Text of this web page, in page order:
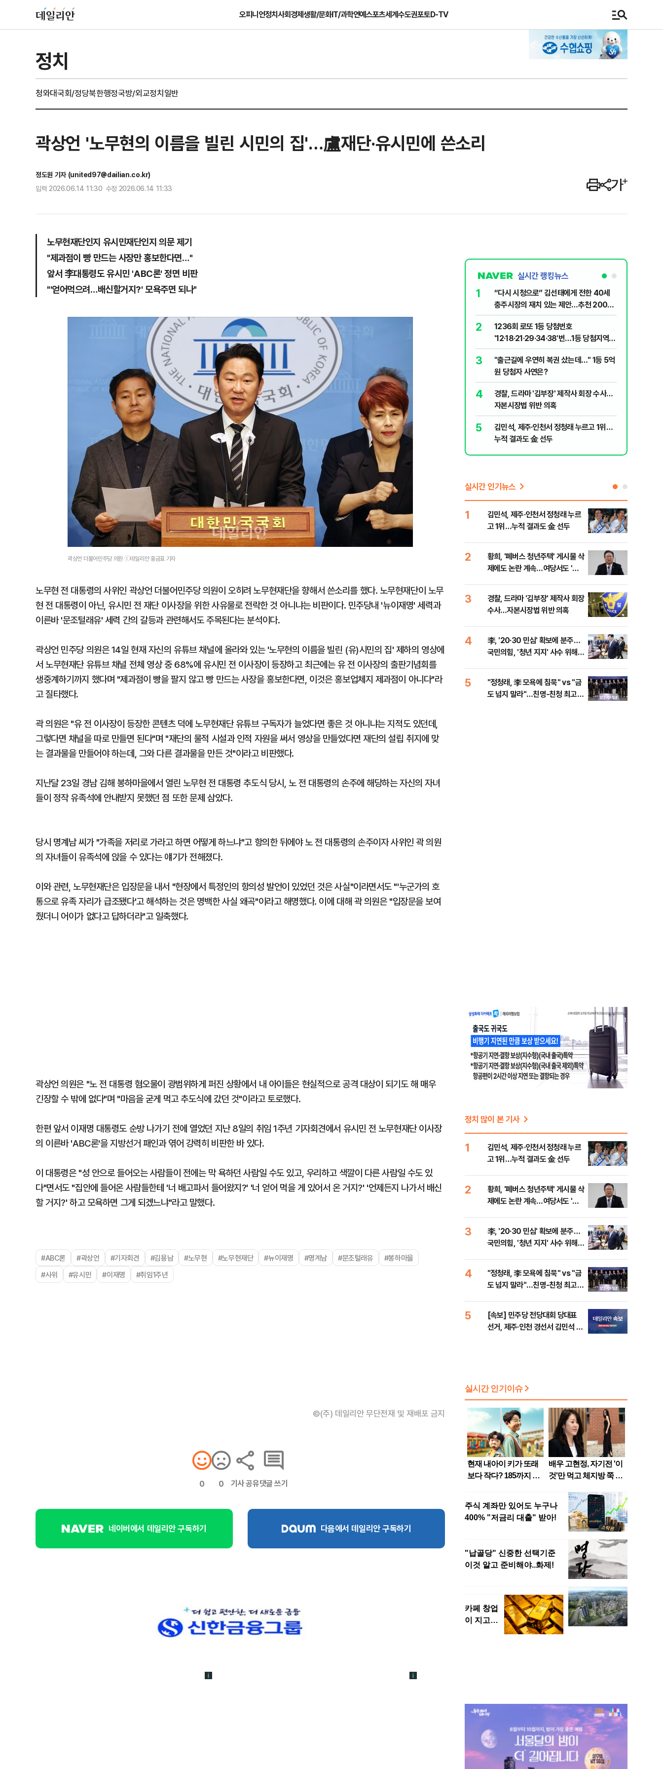
오피니언정치사회경제생활/문화IT/과학연예스포츠세계수도권포토D-TV
정치
청와대국회/정당북한행정국방/외교정치일반
곽상언 '노무현의 이름을 빌린 시민의 집'…盧재단·유시민에 쓴소리
정도원 기자 (united97@dailian.co.kr)
입력 2026.06.14 11:30 수정 2026.06.14 11:33
노무현재단인지 유시민재단인지 의문 제기
"제과점이 빵 만드는 사장만 홍보한다면…"
앞서 李대통령도 유시민 'ABC론' 정면 비판
"'얻어먹으려…배신할거지?' 모욕주면 되나"
곽상언 더불어민주당 의원 ⓒ데일리안 홍금표 기자
노무현 전 대통령의 사위인 곽상언 더불어민주당 의원이 오히려 노무현재단을 향해서 쓴소리를 했다. 노무현재단이 노무
현 전 대통령이 아닌, 유시민 전 재단 이사장을 위한 사유물로 전락한 것 아니냐는 비판이다. 민주당내 '뉴이재명' 세력과
이른바 '문조털래유' 세력 간의 갈등과 관련해서도 주목된다는 분석이다.
곽상언 민주당 의원은 14일 현재 자신의 유튜브 채널에 올라와 있는 '노무현의 이름을 빌린 (유)시민의 집' 제하의 영상에
서 노무현재단 유튜브 채널 전체 영상 중 68%에 유시민 전 이사장이 등장하고 최근에는 유 전 이사장의 출판기념회를
생중계하기까지 했다며 "제과점이 빵을 팔지 않고 빵 만드는 사장을 홍보한다면, 이것은 홍보업체지 제과점이 아니다"라
고 질타했다.
곽 의원은 "유 전 이사장이 등장한 콘텐츠 덕에 노무현재단 유튜브 구독자가 늘었다면 좋은 것 아니냐는 지적도 있던데,
그렇다면 채널을 따로 만들면 된다"며 "재단의 물적 시설과 인적 자원을 써서 영상을 만들었다면 재단의 설립 취지에 맞
는 결과물을 만들어야 하는데, 그와 다른 결과물을 만든 것"이라고 비판했다.
지난달 23일 경남 김해 봉하마을에서 열린 노무현 전 대통령 추도식 당시, 노 전 대통령의 손주에 해당하는 자신의 자녀
들이 정작 유족석에 안내받지 못했던 점 또한 문제 삼았다.
당시 명계남 씨가 "가족을 저리로 가라고 하면 어떻게 하느냐"고 항의한 뒤에야 노 전 대통령의 손주이자 사위인 곽 의원
의 자녀들이 유족석에 앉을 수 있다는 얘기가 전해졌다.
이와 관련, 노무현재단은 입장문을 내서 "현장에서 특정인의 항의성 발언이 있었던 것은 사실"이라면서도 "'누군가의 호
통으로 유족 자리가 급조됐다'고 해석하는 것은 명백한 사실 왜곡"이라고 해명했다. 이에 대해 곽 의원은 "입장문을 보여
줬더니 어이가 없다고 답하더라"고 일축했다.
곽상언 의원은 "노 전 대통령 혐오물이 광범위하게 퍼진 상황에서 내 아이들은 현실적으로 공격 대상이 되기도 해 매우
긴장할 수 밖에 없다"며 "마음을 굳게 먹고 추도식에 갔던 것"이라고 토로했다.
한편 앞서 이재명 대통령도 순방 나가기 전에 열었던 지난 8일의 취임 1주년 기자회견에서 유시민 전 노무현재단 이사장
의 이른바 'ABC론'을 지방선거 패인과 엮어 강력히 비판한 바 있다.
이 대통령은 "성 안으로 들어오는 사람들이 전에는 막 욕하던 사람일 수도 있고, 우리하고 색깔이 다른 사람일 수도 있
다"면서도 "집안에 들어온 사람들한테 '너 배고파서 들어왔지?' '너 얻어 먹을 게 있어서 온 거지?' '언제든지 나가서 배신
할 거지?' 하고 모욕하면 그게 되겠느냐"라고 말했다.
#ABC론 #곽상언 #기자회견 #김용남 #노무현 #노무현재단 #뉴이재명 #명계남 #문조털래유
#봉하마을
#사위
#유시민 #이재명 #취임1주년
©(주) 데일리안 무단전재 및 재배포 금지
0 0 기사 공유댓글 쓰기
네이버에서 데일리안 구독하기 다음에서 데일리안 구독하기
실시간 랭킹뉴스
1
“다시 시청으로” 김선태에게 전한 40세
충주시장의 재치 있는 제안…추천 2000
개
2
1236회 로또 1등 당첨번호
'12·18·21·29·34·38'번…1등 당첨지역
어디?
3
"출근길에 우연히 복권 샀는데…" 1등 5억
원 당첨자 사연은?
4
경찰, 드라마 '김부장' 제작사 회장 수사…
자본시장법 위반 의혹
5
김민석, 제주·인천서 정청래 누르고 1위…
누적 결과도 金 선두
실시간 인기뉴스
1
김민석, 제주·인천서 정청래 누르
고 1위…누적 결과도 金 선두
2
황희, '폐버스 청년주택' 게시물 삭
제에도 논란 계속…여당서도 '내
3
경찰, 드라마 '김부장' 제작사 회장
수사…자본시장법 위반 의혹
4
李, '20·30 민심' 확보에 분주…
국민의힘, '청년 지지' 사수 위해
5
"정청래, 李 모욕에 침묵" vs "금
도 넘지 말라"…친명-친청 최고위
정치 많이 본 기사
1
김민석, 제주·인천서 정청래 누르
고 1위…누적 결과도 金 선두
2
황희, '폐버스 청년주택' 게시물 삭
제에도 논란 계속…여당서도 '내
3
李, '20·30 민심' 확보에 분주…
국민의힘, '청년 지지' 사수 위해
4
"정청래, 李 모욕에 침묵" vs "금
도 넘지 말라"…친명-친청 최고위
5
[속보] 민주당 전당대회 당대표
선거, 제주·인천 경선서 김민석 승